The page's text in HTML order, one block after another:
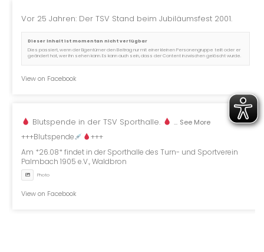
Vor 25 Jahren: Der TSV Stand beim Jubiläumsfest 2001.
Dieser Inhalt ist momentan nicht verfügbar
Dies passiert, wenn der Eigentümer den Beitrag nur mit einer kleinen Personengruppe teilt oder er
geändert hat, wer ihn sehen kann. Es kann auch sein, dass der Content inzwischen gelöscht wurde.
View on Facebook
Blutspende in der TSV Sporthalle.
+++Blutspende
+++
Am *26.08* findet in der Sporthalle des Turn- und Sportverein
Palmbach 1905 e.V., Waldbron
... See More
Photo
View on Facebook